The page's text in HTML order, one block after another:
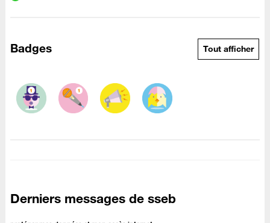
Badges Tout afficher
Derniers messages de sseb